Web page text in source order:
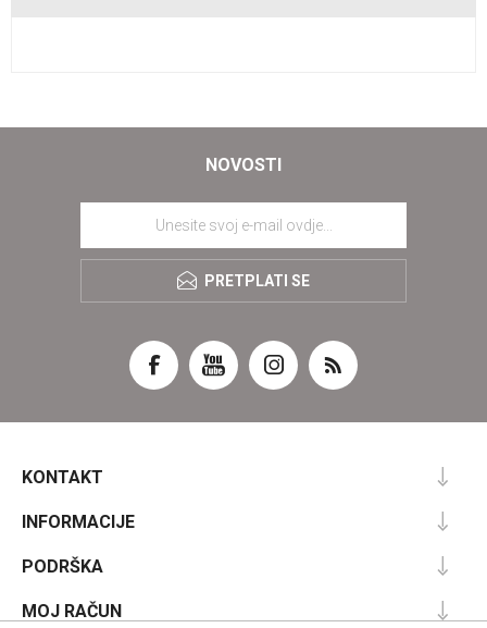
NOVOSTI
PRETPLATI SE
KONTAKT
INFORMACIJE
PODRŠKA
MOJ RAČUN